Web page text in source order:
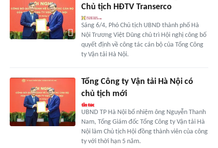
Chủ tịch HĐTV Transerco
Sáng 6/4, Phó Chủ tịch UBND thành phố Hà
Nội Trương Việt Dũng chủ trì Hội nghị công bố
quyết định về công tác cán bộ của Tổng Công
ty Vận tải Hà Nội.
Tổng Công ty Vận tải Hà Nội có
chủ tịch mới
UBND TP Hà Nội bổ nhiệm ông Nguyễn Thanh
Nam, Tổng Giám đốc Tổng Công ty Vận tải Hà
Nội làm Chủ tịch Hội đồng thành viên của công
ty với thời hạn 5 năm.